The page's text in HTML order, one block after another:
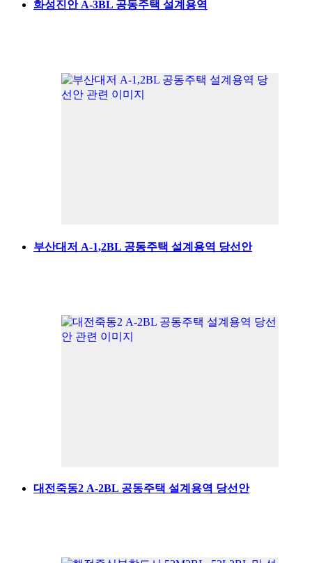
화성진안 A-3BL 공동주택 설계용역
부산대저 A-1,2BL 공동주택 설계용역 당선안
대전죽동2 A-2BL 공동주택 설계용역 당선안